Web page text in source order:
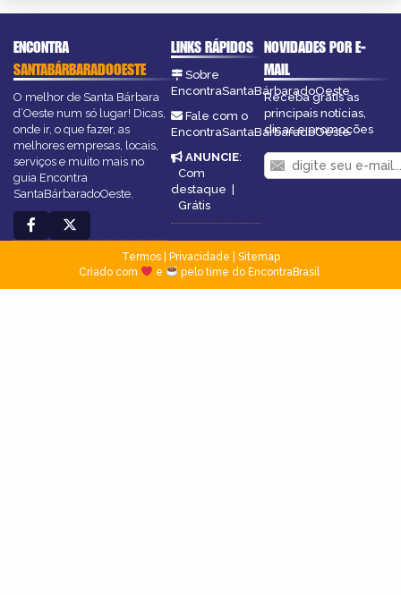
ENCONTRA
SANTABÁRBARADOOESTE
O melhor de Santa Bárbara
d’Oeste num só lugar! Dicas,
onde ir, o que fazer, as
melhores empresas, locais,
serviços e muito mais no
guia Encontra
SantaBárbaradoOeste.
LINKS RÁPIDOS
Sobre
EncontraSantaBárbaradoOeste
Fale com o
EncontraSantaBárbaradoOeste
ANUNCIE:
Com
destaque |
Grátis
NOVIDADES POR E-
MAIL
Receba grátis as
principais notícias,
dicas e promoções
Termos| Privacidade
Sitemap
Criado com
e pelo time do EncontraBrasil